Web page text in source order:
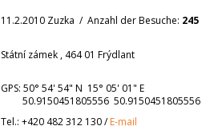
11.2.2010 Zuzka / Anzahl der Besuche: 245
Státní zámek , 464 01 Frýdlant
GPS: 50° 54' 54" N 15° 05' 01" E
50.9150451805556 50.9150451805556
Tel.: +420 482 312 130/E-mail